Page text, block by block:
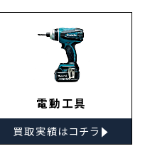
電動工具
買取実績はコチラ ▸